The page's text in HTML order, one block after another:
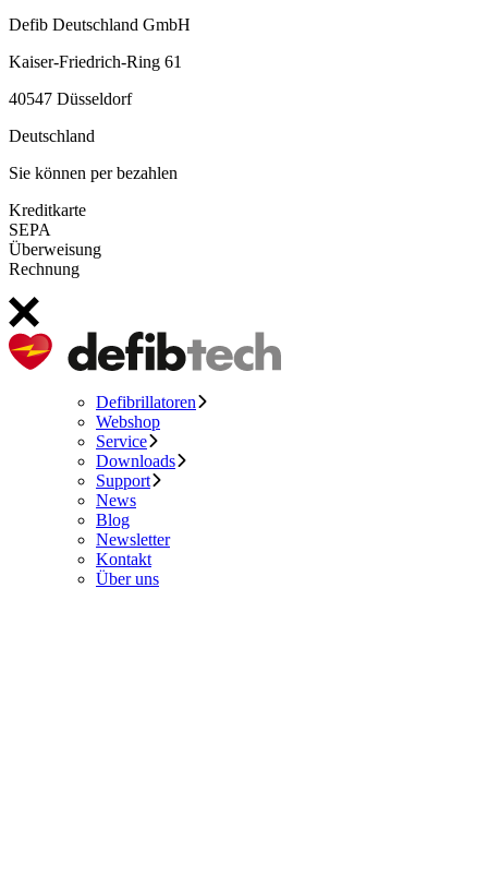
Defib Deutschland GmbH
Kaiser-Friedrich-Ring 61
40547 Düsseldorf
Deutschland
Sie können per bezahlen
Kreditkarte
SEPA
Überweisung
Rechnung
Defibrillatoren
Webshop
Service
Downloads
Support
News
Blog
Newsletter
Kontakt
Über uns